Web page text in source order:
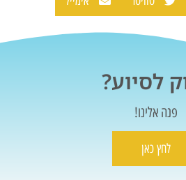
לסיוע?
פנה אלינו!
לחץ כאן